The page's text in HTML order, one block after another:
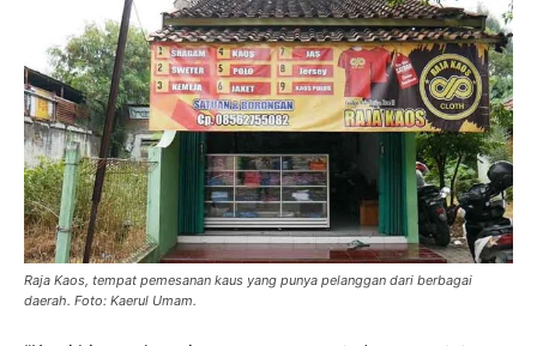
Raja Kaos, tempat pemesanan kaus yang punya pelanggan dari berbagai
daerah. Foto: Kaerul Umam.